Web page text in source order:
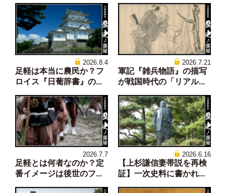
2026.8.4
足軽は本当に農民か？フ
ロイス『日葡辞書』の...
2026.7.21
軍記『雑兵物語』の描写
が戦国時代の「リアル...
2026.7.7
足軽とは何者なのか？定
番イメージは後世のフ...
2026.6.16
【上杉謙信妻帯説を再検
証】一次史料に書かれ...